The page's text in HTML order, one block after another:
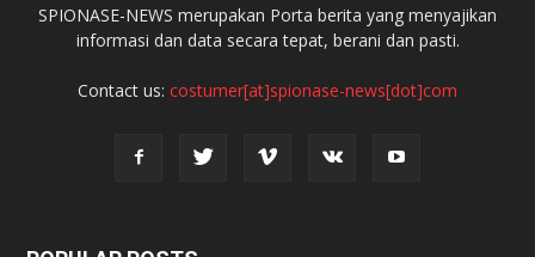
SPIONASE-NEWS merupakan Porta berita yang menyajikan
informasi dan data secara tepat, berani dan pasti.
Contact us: costumer[at]spionase-news[dot]com